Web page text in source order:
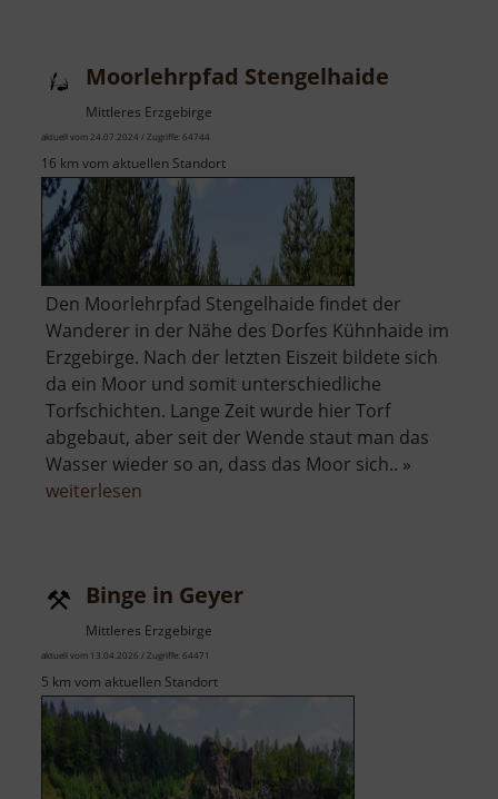
Moorlehrpfad Stengelhaide
Mittleres Erzgebirge
aktuell vom 24.07.2024 / Zugriffe: 64744
16 km vom aktuellen Standort
Den Moorlehrpfad Stengelhaide findet der
Wanderer in der Nähe des Dorfes Kühnhaide im
Erzgebirge. Nach der letzten Eiszeit bildete sich
da ein Moor und somit unterschiedliche
Torfschichten. Lange Zeit wurde hier Torf
abgebaut, aber seit der Wende staut man das
Wasser wieder so an, dass das Moor sich.. »
weiterlesen
Binge in Geyer
Mittleres Erzgebirge
aktuell vom 13.04.2026 / Zugriffe: 64471
5 km vom aktuellen Standort